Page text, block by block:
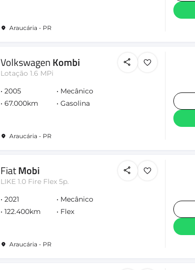
Araucária - PR
VolkswagenKombi
Lotação 1.6 MPi
2005
Mecânico
67.000km
Gasolina
Araucária - PR
FiatMobi
LIKE 1.0 Fire Flex 5p.
2021
Mecânico
122.400km
Flex
Araucária - PR